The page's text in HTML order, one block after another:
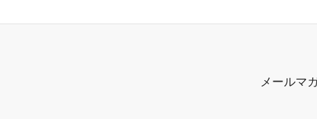
メールマ